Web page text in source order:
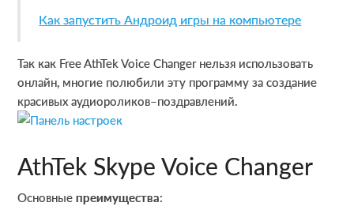
Как запустить Андроид игры на компьютере
Так как Free AthTek Voice Changer нельзя использовать
онлайн, многие полюбили эту программу за создание
красивых аудиороликов–поздравлений.
AthTek Skype Voice Changer
Основныепреимущества: